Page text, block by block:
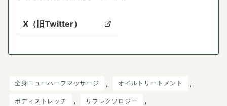
X（旧Twitter）
全身ニューハーフマッサージ , オイルトリートメント ,
ボディストレッチ , リフレクソロジー ,